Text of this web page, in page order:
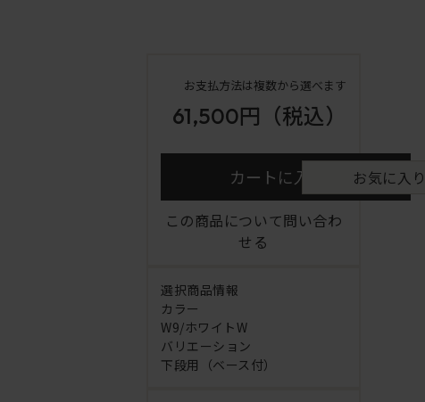
お支払方法は複数から選べます
61,500円 （税込）
カートに入れる お気に入
この商品について問い合わ
せる
選択商品情報
カラー
W9/ホワイトW
バリエーション
下段用（ベース付）